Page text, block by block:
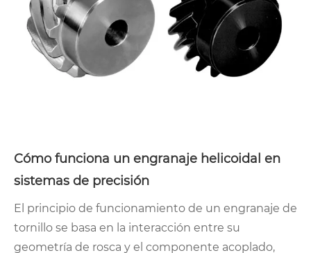
Cómo funciona un engranaje helicoidal en
sistemas de precisión
El principio de funcionamiento de un engranaje de
tornillo se basa en la interacción entre su
geometría de rosca y el componente acoplado,